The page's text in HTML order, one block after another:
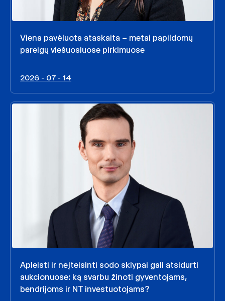
Viena pavėluota ataskaita – metai papildomų
pareigų viešuosiuose pirkimuose
2026 - 07 - 14
Apleisti ir neįteisinti sodo sklypai gali atsidurti
aukcionuose: ką svarbu žinoti gyventojams,
bendrijoms ir NT investuotojams?